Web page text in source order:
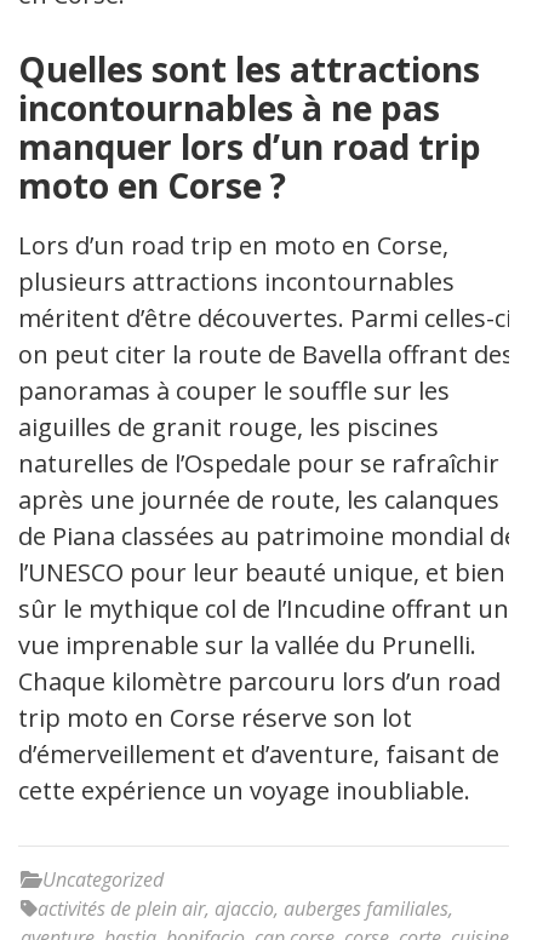
Quelles sont les attractions
incontournables à ne pas
manquer lors d’un road trip
moto en Corse ?
Lors d’un road trip en moto en Corse,
plusieurs attractions incontournables
méritent d’être découvertes. Parmi celles-ci,
on peut citer la route de Bavella offrant des
panoramas à couper le souffle sur les
aiguilles de granit rouge, les piscines
naturelles de l’Ospedale pour se rafraîchir
après une journée de route, les calanques
de Piana classées au patrimoine mondial de
l’UNESCO pour leur beauté unique, et bien
sûr le mythique col de l’Incudine offrant une
vue imprenable sur la vallée du Prunelli.
Chaque kilomètre parcouru lors d’un road
trip moto en Corse réserve son lot
d’émerveillement et d’aventure, faisant de
cette expérience un voyage inoubliable.
Uncategorized
activités de plein air, ajaccio, auberges familiales,